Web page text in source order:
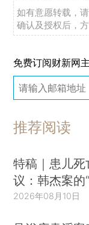
如有意愿转载，
确认及授权后，方
免费订阅财新网
推荐阅读
特稿｜患儿
议：韩杰案的
2026年08月10日